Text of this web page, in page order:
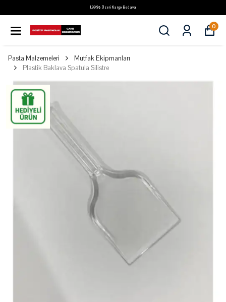
1.999₺ Üzeri Kargo Bedava
0
Pasta Malzemeleri
Mutfak Ekipmanları
Plastik Baklava Spatula Silistre